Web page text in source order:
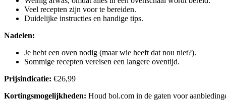
Veel recepten zijn voor te bereiden.
Duidelijke instructies en handige tips.
Nadelen:
Je hebt een oven nodig (maar wie heeft dat nou niet?).
Sommige recepten vereisen een langere oventijd.
Prijsindicatie: €26,99
Kortingsmogelijkheden: Houd bol.com in de gaten voor